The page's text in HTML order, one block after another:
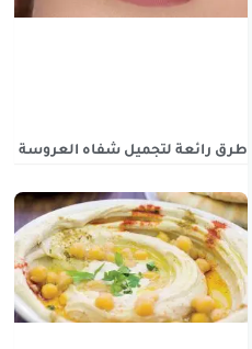
طرق رائعة لتجميل شفاه العروسة